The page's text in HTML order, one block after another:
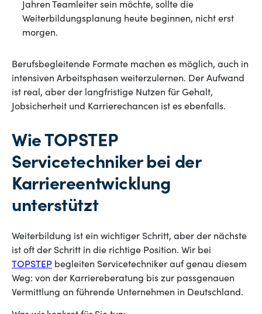
Jahren Teamleiter sein möchte, sollte die
Weiterbildungsplanung heute beginnen, nicht erst
morgen.
Berufsbegleitende Formate machen es möglich, auch in
intensiven Arbeitsphasen weiterzulernen. Der Aufwand
ist real, aber der langfristige Nutzen für Gehalt,
Jobsicherheit und Karrierechancen ist es ebenfalls.
Wie TOPSTEP
Servicetechniker bei der
Karriereentwicklung
unterstützt
Weiterbildung ist ein wichtiger Schritt, aber der nächste
ist oft der Schritt in die richtige Position. Wir bei
TOPSTEP begleiten Servicetechniker auf genau diesem
Weg: von der Karriereberatung bis zur passgenauen
Vermittlung an führende Unternehmen in Deutschland.